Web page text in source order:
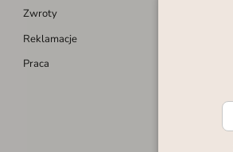
Zwroty
Reklamacje
Praca